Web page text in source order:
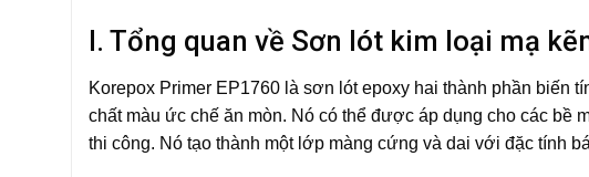
I. Tổng quan về Sơn lót kim loại mạ
Korepox Primer EP1760 là sơn lót epoxy hai thành phần biến
chất màu ức chế ăn mòn. Nó có thể được áp dụng cho các bề
thi công. Nó tạo thành một lớp màng cứng và dai với đặc tính